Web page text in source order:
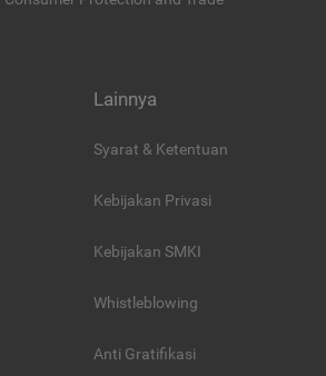
Lainnya
Syarat & Ketentuan
Kebijakan Privasi
Kebijakan SMKI
Whistleblowing
Anti Gratifikasi